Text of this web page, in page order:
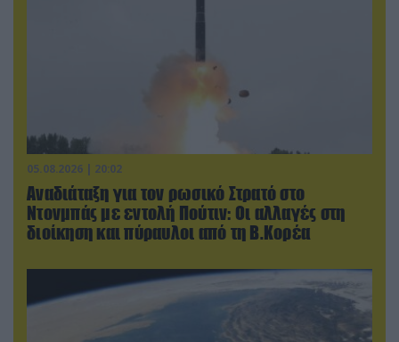
05.08.2026 | 20:02
Αναδιάταξη για τον ρωσικό Στρατό στο
Ντονμπάς με εντολή Πούτιν: Οι αλλαγές στη
διοίκηση και πύραυλοι από τη Β.Κορέα